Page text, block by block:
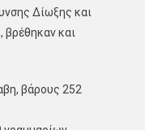
Δίωξης και
βρέθηκαν και
βάρους 252